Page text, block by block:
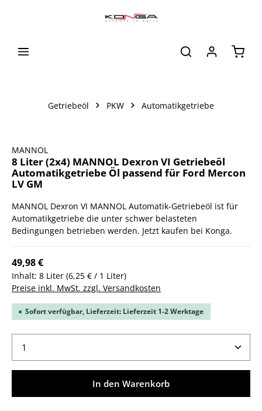
Getriebeöl PKW Automatikgetriebe
MANNOL
8 Liter (2x4) MANNOL Dexron VI Getriebeöl
Automatikgetriebe Öl passend für Ford Mercon
LV GM
MANNOL Dexron VI MANNOL Automatik-Getriebeöl ist für
Automatikgetriebe die unter schwer belasteten
Bedingungen betrieben werden. Jetzt kaufen bei Konga.
49,98 €
Inhalt: 8 Liter (6,25 € / 1 Liter)
Preise inkl. MwSt. zzgl. Versandkosten
Sofort verfügbar, Lieferzeit: Lieferzeit 1-2 Werktage
Produkt Anzahl: Gib den gewünschten Wert ein
In den Warenkorb